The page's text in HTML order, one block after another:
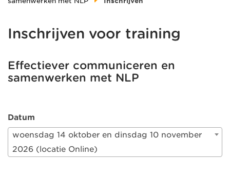
Inschrijven voor training
Effectiever communiceren en
samenwerken met NLP
Datum
woensdag 14 oktober en dinsdag 10 november
2026 (locatie Online)